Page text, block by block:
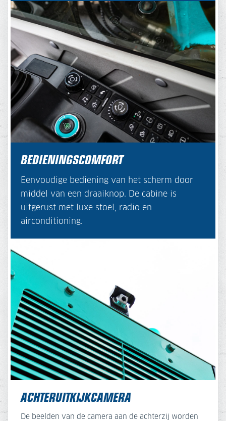
BEDIENINGSCOMFORT
Eenvoudige bediening van het scherm door
middel van een draaiknop. De cabine is
uitgerust met luxe stoel, radio en
airconditioning.
ACHTERUITKIJKCAMERA
De beelden van de camera aan de achterzij worden